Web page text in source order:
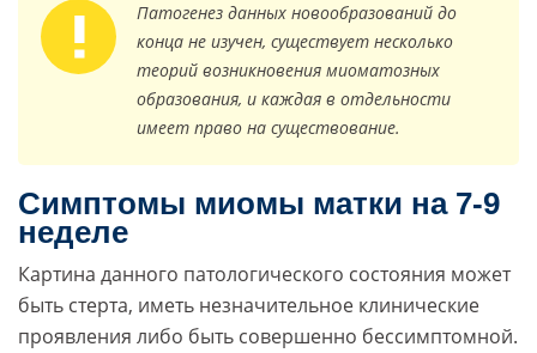
Патогенез данных новообразований до
конца не изучен, существует несколько
теорий возникновения миоматозных
образования, и каждая в отдельности
имеет право на существование.
Симптомы миомы матки на 7-9
неделе
Картина данного патологического состояния может
быть стерта, иметь незначительное клинические
проявления либо быть совершенно бессимптомной.